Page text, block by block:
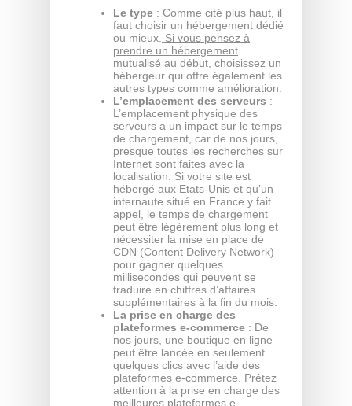
Le type : Comme cité plus haut, il
faut choisir un hébergement dédié
ou mieux. Si vous pensez à
prendre un hébergement
mutualisé au début , choisissez un
hébergeur qui offre également les
autres types comme amélioration.
L’emplacement des serveurs :
L’emplacement physique des
serveurs a un impact sur le temps
de chargement, car de nos jours,
presque toutes les recherches sur
Internet sont faites avec la
localisation. Si votre site est
hébergé aux Etats-Unis et qu’un
internaute situé en France y fait
appel, le temps de chargement
peut être légèrement plus long et
nécessiter la mise en place de
CDN (Content Delivery Network)
pour gagner quelques
millisecondes qui peuvent se
traduire en chiffres d’affaires
supplémentaires à la fin du mois.
La prise en charge des
plateformes e-commerce : De
nos jours, une boutique en ligne
peut être lancée en seulement
quelques clics avec l’aide des
plateformes e-commerce. Prêtez
attention à la prise en charge des
meilleures plateformes e-